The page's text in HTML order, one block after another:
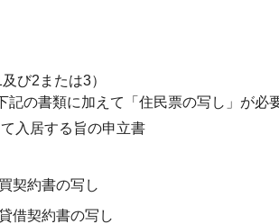
び2または3）
の書類に加えて「住民票の写し」が必
入居する旨の申立書
契約書の写し
借契約書の写し